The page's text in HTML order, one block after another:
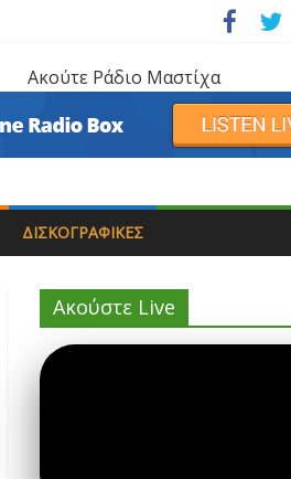
Ακούτε Ράδιο Μαστίχα
ΔΙΣΚΟΓΡΑΦΙΚΈΣ
Ακούστε Live